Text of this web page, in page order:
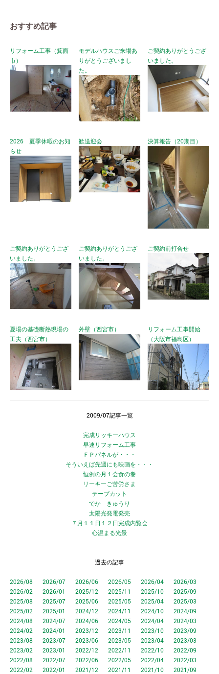
おすすめ記事
リフォーム工事（箕面
市）
モデルハウスご来場あ
りがとうございまし
た。
ご契約ありがとうござ
いました。
2026 夏季休暇のお知
らせ
歓送迎会 決算報告（20期目）
ご契約ありがとうござ
いました。
ご契約ありがとうござ
いました。
ご契約前打合せ
夏場の基礎断熱現場の
工夫（西宮市）
外壁（西宮市）
リフォーム工事開始
（大阪市福島区）
2009/07記事一覧
完成リッキーハウス
早速リフォーム工事
ＦＰパネルが・・・
そういえば先週にも映画を・・・
恒例の月１会食の巻
リーキーご苦労さま
テープカット
でか きゅうり
太陽光発電発売
７月１１日１２日完成内覧会
心温まる光景
過去の記事
2026/08 2026/07 2026/06 2026/05 2026/04
2026/03
2026/02
2026/01 2025/12 2025/11 2025/10
2025/09
2025/08
2025/07 2025/06 2025/05 2025/04
2025/03
2025/02
2025/01 2024/12 2024/11 2024/10
2024/09
2024/08
2024/07 2024/06 2024/05 2024/04
2024/03
2024/02
2024/01 2023/12 2023/11 2023/10
2023/09
2023/08
2023/07 2023/06 2023/05 2023/04
2023/03
2023/02
2023/01 2022/12 2022/11 2022/10
2022/09
2022/08
2022/07 2022/06 2022/05 2022/04
2022/03
2022/02
2022/01 2021/12 2021/11 2021/10
2021/09